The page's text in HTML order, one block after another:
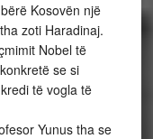
Kosovën një
zoti Haradinaj.
Nobel të
se si
të vogla të
Yunus tha se